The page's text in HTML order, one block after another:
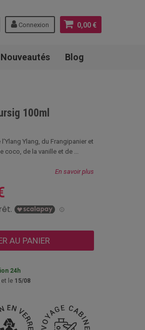
0,00 €
Connexion
Nouveautés Blog
100ml
Ylang, du Frangipanier et
coco, de la vanille et de ...
En savoir plus
AU PANIER
24h
et le 15/08